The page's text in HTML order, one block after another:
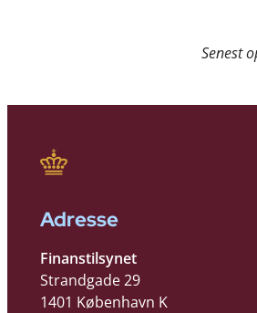
Senest
Adresse
Finanstilsynet
Strandgade 29
1401 København K